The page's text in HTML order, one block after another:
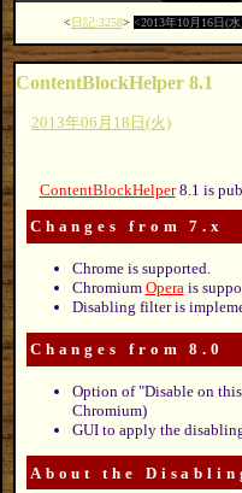
日記:3258 2013年10月16日(
ContentBlockHelper 8.1
2013年06月18日(火)
ContentBlockHelper8.1 is
Changes from 7.x
Chrome is supported.
Chromium Opera is
Disabling filter is
Changes from 8.0
Option of "Disable on
Chromium)
GUI to apply the
About the